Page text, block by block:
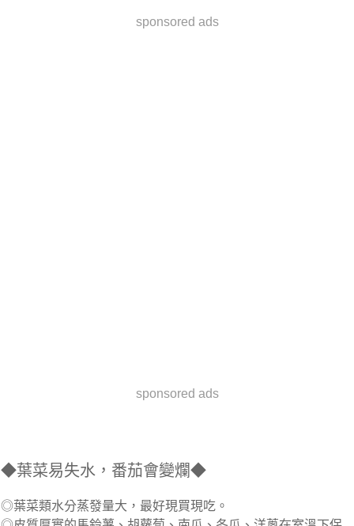
sponsored ads
sponsored ads
◆葉菜易失水，番茄會變爛◆
◎葉菜類水分蒸發量大，最好現買現吃。